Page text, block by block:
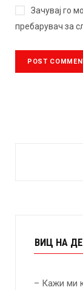
Зачувај го
пребарувач за
ВИЦ НА
– Кажи ми